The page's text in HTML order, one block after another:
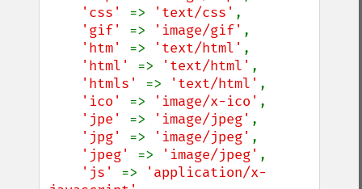
'css' => 'text/css' ,
'gif' => 'image/gif' ,
'htm' => 'text/html' ,
'html' => 'text/html' ,
'htmls' => 'text/html' ,
'ico' => 'image/x-ico' ,
'jpe' => 'image/jpeg' ,
'jpg' => 'image/jpeg' ,
'jpeg' => 'image/jpeg' ,
'js' =>
'application/x-